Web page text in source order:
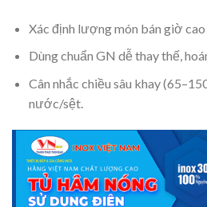
Xác định lượng món bán giờ cao
Dùng chuẩn GN dễ thay thế,
Cân nhắc chiều sâu khay
nước/sệt.